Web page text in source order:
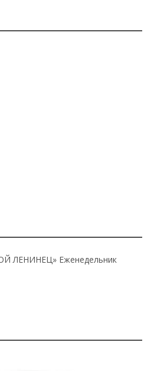
ЛЕНИНЕЦ» Еженедельник